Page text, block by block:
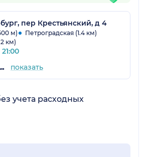
пер Крестьянский, д 4
м)
Петроградская (1.4 км)
км)
+7 (812) 604-21-66 показать
учета расходных